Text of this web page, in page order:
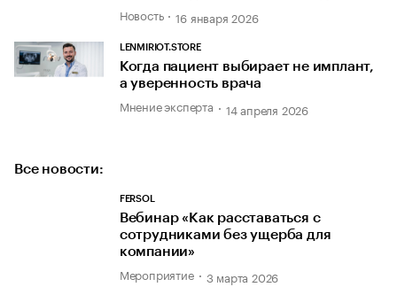
Новость 16 января 2026
LENMIRIOT.STORE
Когда пациент выбирает не имплант,
а уверенность врача
Мнение эксперта 14 апреля 2026
Все новости:
FERSOL
Вебинар «Как расставаться с
сотрудниками без ущерба для
компании»
Мероприятие 3 марта 2026